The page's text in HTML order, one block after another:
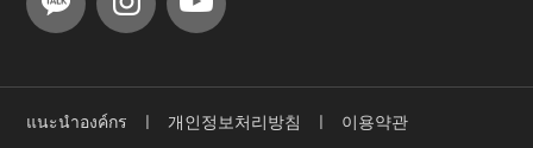
แนะนำองค์กร 개인정보처리방침 이용약관